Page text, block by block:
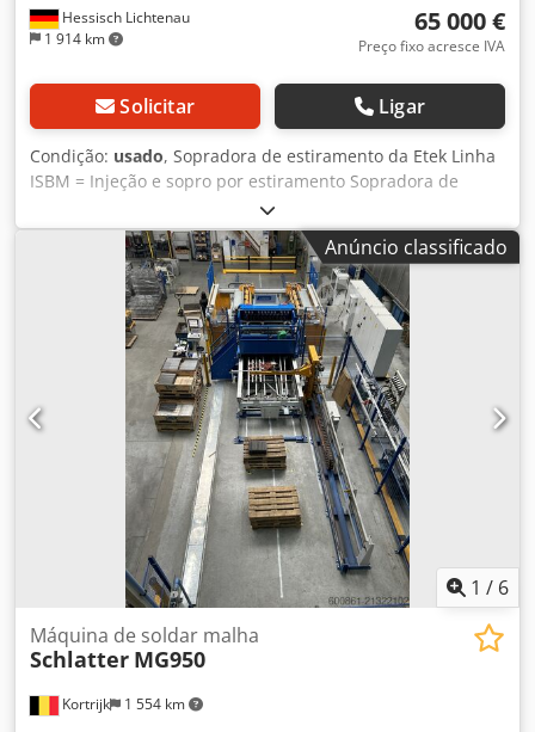
Hessisch Lichtenau
1 914 km
65 000 €
Preço fixo acresce IVA
Solicitar Ligar
Condição: usado, Sopradora de estiramento da Etek Linha
ISBM = Injeção e sopro por estiramento Sopradora de
estiramento para garrafas PET descartáveis a partir de
pré-formas PET Dedpfx Abokucxle Ssck Sopradora de
estiramento para produção rotativa Fabricante: ETEK / GF-
Industries Tipo Supra 800 sv 1 Número de série: 22000225
Ano de fabricação: 2012 Potência: 90 kW Conexão elétrica:
400 Volt, 50 Hz Peso líquido aprox. 6000 kg Estado como
Anúncio classificado
1 / 6
Kortrijk 1 554 km
Máquina de soldar malha
Schlatter MG950